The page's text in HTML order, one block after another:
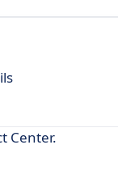
Center.